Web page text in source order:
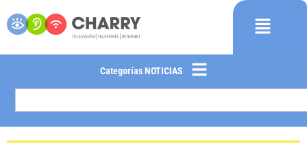
Categorías NOTICIAS